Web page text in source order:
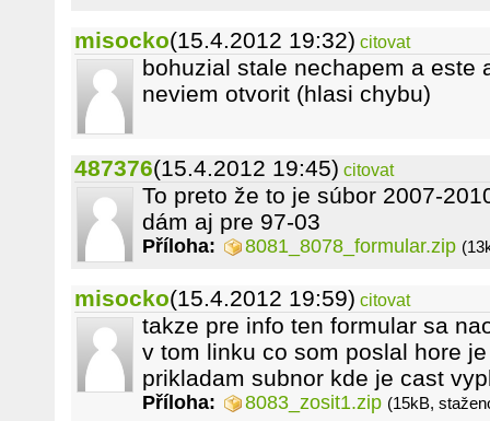
misocko(15.4.2012 19:32) citovat
bohuzial stale nechapem a este
neviem otvorit (hlasi chybu)
487376(15.4.2012 19:45) citovat
To preto že to je súbor 2007-
dám aj pre 97-03
Příloha: 8081_8078_formular.zip
misocko(15.4.2012 19:59) citovat
takze pre info ten formular sa
v tom linku co som poslal hore
prikladam subnor kde je cast
Příloha: 8083_zosit1.zip (15kB,